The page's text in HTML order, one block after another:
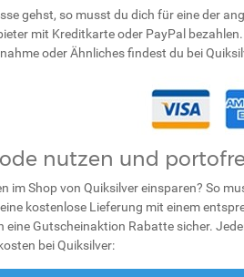
gehst, so musst du dich für eine der
mit Kreditkarte oder PayPal
oder Ähnliches findest du bei
nutzen und
im Shop von Quiksilver einsparen? So
kostenlose Lieferung mit einem
Gutscheinaktion Rabatte sicher.
bei Quiksilver: